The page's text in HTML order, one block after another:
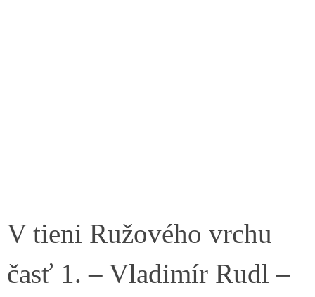
V tieni Ružového vrchu
časť 1. – Vladimír Rudl –